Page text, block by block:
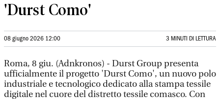
'Durst Como'
08 giugno 2026 12:00 3 MINUTI DI LETTURA
Roma, 8 giu. (Adnkronos) - Durst Group presenta
ufficialmente il progetto 'Durst Como', un nuovo polo
industriale e tecnologico dedicato alla stampa tessile
digitale nel cuore del distretto tessile comasco. Con